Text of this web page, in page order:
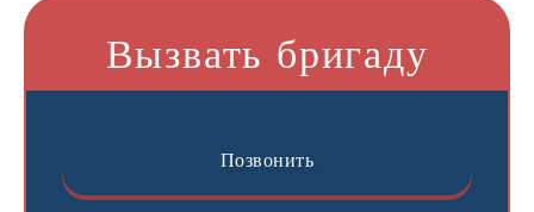
Вызвать бригаду
Позвонить